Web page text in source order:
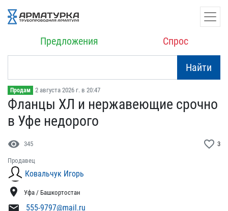
Предложения Спрос
Найти
Продам 2 августа 2026 г. в 20:47
Фланцы ХЛ и нержавеющие ​срочно
в Уфе недорого
visibility 345 favorite_border 3
Продавец
Ковальчук Игорь
location_on Уфа / Башкортостан
mail 555-9797@mail.ru